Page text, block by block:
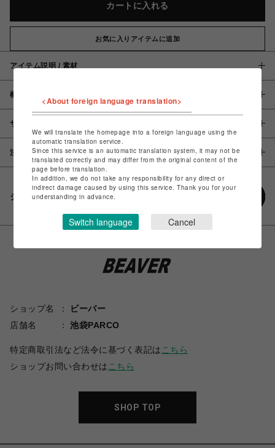
カートに入れる
お気に入りアイテムに追加
アイテム説明 / 素材
概要
サイズ
注意事項
シェアする
ショップ名
ビーバー
店舗名
池袋PARCO
特定商取引法など法令に基づく表記は こちら
ショップお問い合わせは こちら
SHOP TOP
<About foreign language translation>
We will translate the homepage into a foreign language using the
automatic translation service.
Since this service is an automatic translation system, it may not be
translated correctly and may differ from the original content of the
page before translation.
In addition, we do not take any responsibility for any direct or
indirect damage caused by using this service. Thank you for your
understanding in advance.
Switch language Cancel